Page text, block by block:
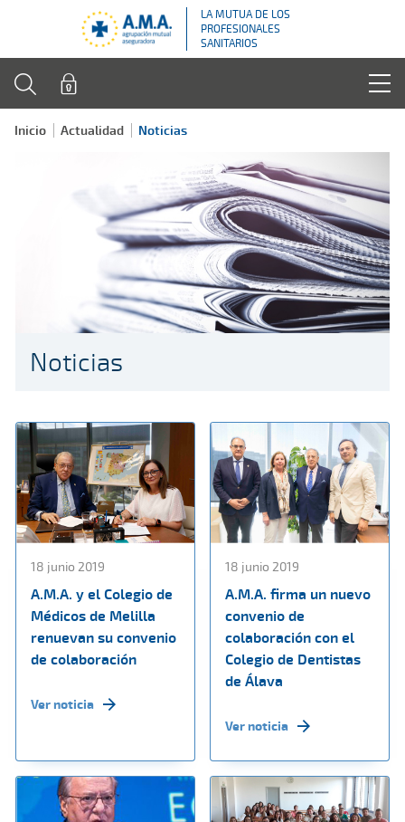
LA MUTUA DE LOS
PROFESIONALES
SANITARIOS
Inicio Actualidad Noticias
Noticias
18 junio 2019
A.M.A. y el Colegio de
Médicos de Melilla
renuevan su convenio
de colaboración
Ver noticia
18 junio 2019
A.M.A. firma un nuevo
convenio de
colaboración con el
Colegio de Dentistas
de Álava
Ver noticia